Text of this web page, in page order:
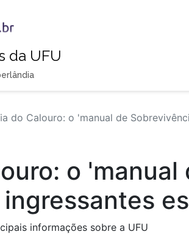
da UFU
do Calouro: o 'manual de
o
informações sobre a UFU